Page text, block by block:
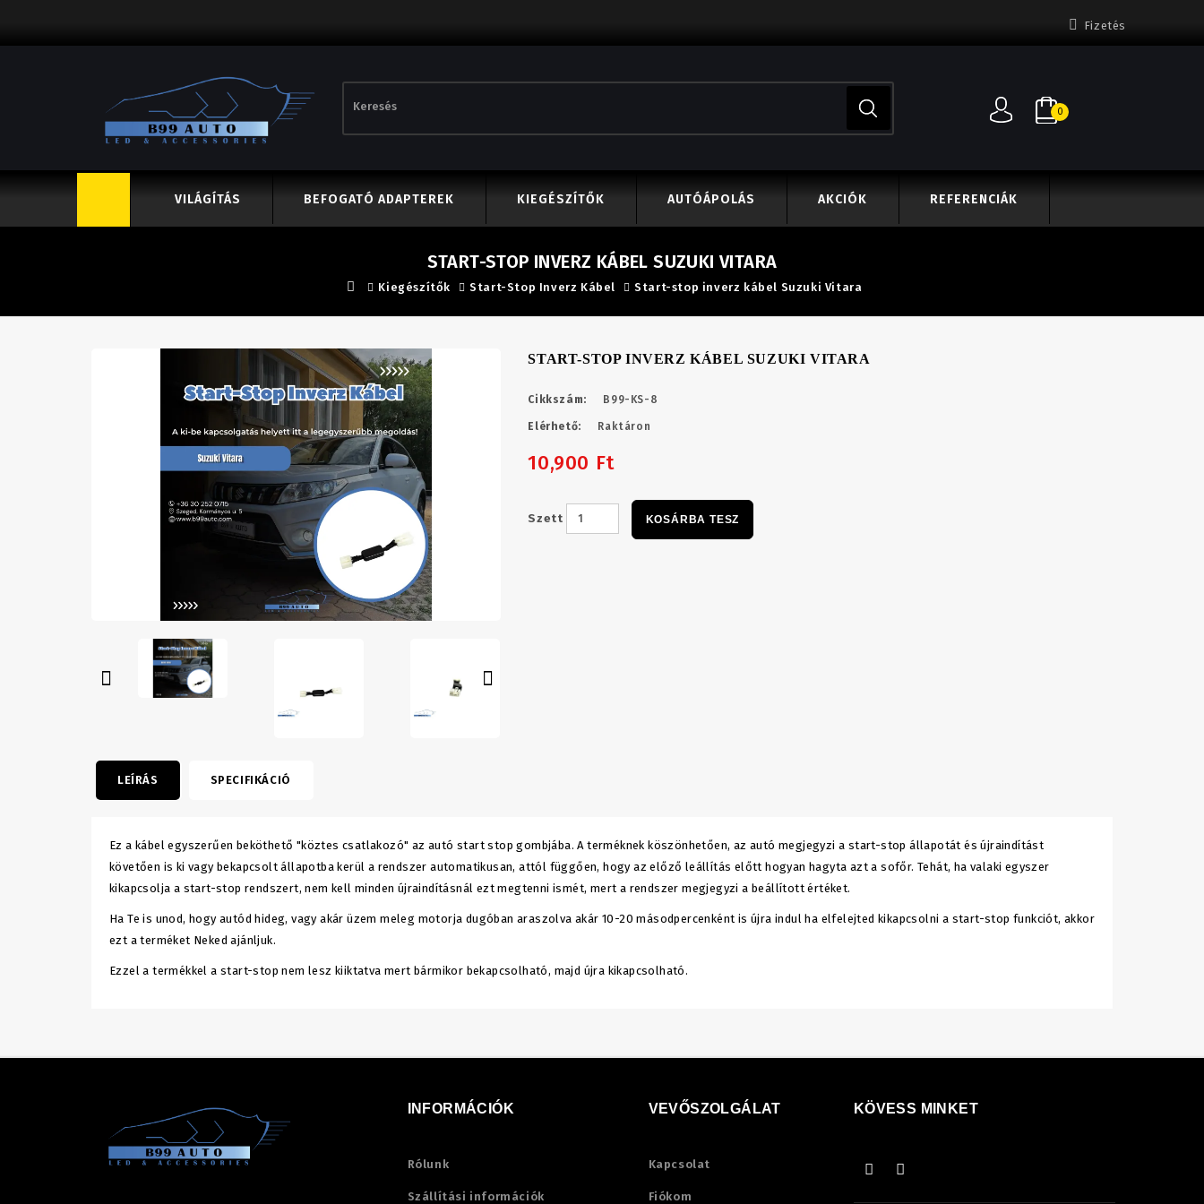
Fizetés
0
VILÁGÍTÁS BEFOGATÓ ADAPTEREK KIEGÉSZÍTŐK AUTÓÁPOLÁS AKCIÓK REFERENCIÁK
START-STOP INVERZ KÁBEL SUZUKI VITARA
Kiegészítők Start-Stop Inverz Kábel Start-stop inverz kábel Suzuki Vitara
START-STOP INVERZ KÁBEL SUZUKI VITARA
Cikkszám: B99-KS-8
Elérhető: Raktáron
10,900 Ft
Szett KOSÁRBA TESZ
LEÍRÁS SPECIFIKÁCIÓ
Ez a kábel egyszerűen beköthető "köztes csatlakozó" az autó start stop gombjába. A terméknek köszönhetően, az autó megjegyzi a start-stop állapotát és újraindítást
követően is ki vagy bekapcsolt állapotba kerül a rendszer automatikusan, attól függően, hogy az előző leállítás előtt hogyan hagyta azt a sofőr. Tehát, ha valaki egyszer
kikapcsolja a start-stop rendszert, nem kell minden újraindításnál ezt megtenni ismét, mert a rendszer megjegyzi a beállított értéket.
Ha Te is unod, hogy autód hideg, vagy akár üzem meleg motorja dugóban araszolva akár 10-20 másodpercenként is újra indul ha elfelejted kikapcsolni a start-stop funkciót, akkor
ezt a terméket Neked ajánljuk.
Ezzel a termékkel a start-stop nem lesz kiiktatva mert bármikor bekapcsolható, majd újra kikapcsolható.
INFORMÁCIÓK
Rólunk
Szállítási információk
VEVŐSZOLGÁLAT
Kapcsolat
Fiókom
KÖVESS MINKET